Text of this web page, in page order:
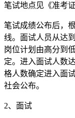
笔试地点见《准考证
笔试成绩公布后，
线。面试人员从达
岗位计划由高分到
定。进入面试人数
格人数确定进入面
社会公布。
2、面试